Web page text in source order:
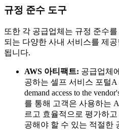
규정 준수 도구
또한 각 공급업체는 규정 준수
되는 다양한 사내 서비스를 제
됩니다.
AWS 아티팩트: 공급업체
공하는 셀프 서비스 포털A
demand access to the
를 통해 고객은 사용하는
르고 효율적으로 평가하
공해야 할 수 있는 적절한